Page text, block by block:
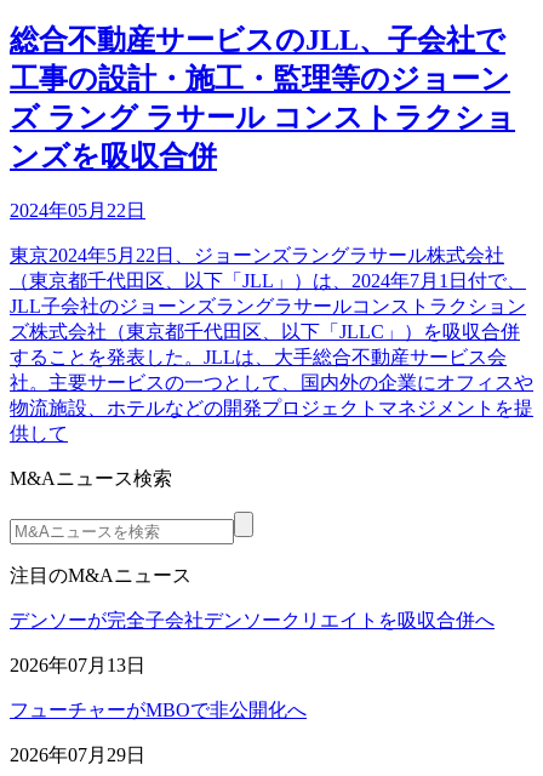
総合不動産サービスのJLL、子会社で
工事の設計・施工・監理等のジョーン
ズ ラング ラサール コンストラクショ
ンズを吸収合併
2024年05月22日
東京2024年5月22日、ジョーンズラングラサール株式会社
（東京都千代田区、以下「JLL」）は、2024年7月1日付で、
JLL子会社のジョーンズラングラサールコンストラクション
ズ株式会社（東京都千代田区、以下「JLLC」）を吸収合併
することを発表した。JLLは、大手総合不動産サービス会
社。主要サービスの一つとして、国内外の企業にオフィスや
物流施設、ホテルなどの開発プロジェクトマネジメントを提
供して
M&Aニュース検索
注目のM&Aニュース
デンソーが完全子会社デンソークリエイトを吸収合併へ
2026年07月13日
フューチャーがMBOで非公開化へ
2026年07月29日